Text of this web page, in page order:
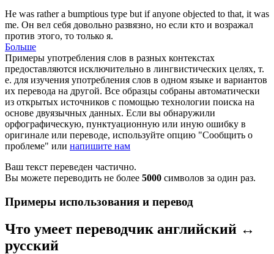
He was rather a bumptious type but if anyone objected to that, it was
me. Он вел себя довольно развязно, но если кто и возражал
против этого, то только я.
Больше
Примеры употребления слов в разных контекстах
предоставляются исключительно в лингвистических целях, т.
е. для изучения употребления слов в одном языке и вариантов
их перевода на другой. Все образцы собраны автоматически
из открытых источников с помощью технологии поиска на
основе двуязычных данных. Если вы обнаружили
орфографическую, пунктуационную или иную ошибку в
оригинале или переводе, используйте опцию "Сообщить о
проблеме" или напишите нам
Ваш текст переведен частично.
Вы можете переводить не более 5000 символов за один раз.
Примеры использования и перевод
Что умеет переводчик английский ↔
русский